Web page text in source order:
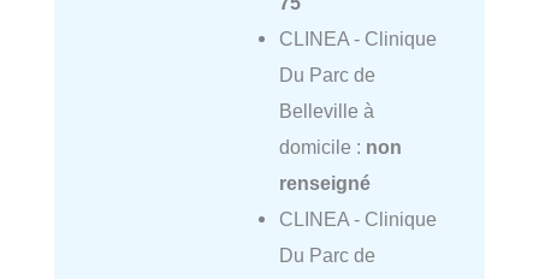
CLINEA - Clinique
Du Parc de
Belleville à
domicile : non
renseigné
CLINEA - Clinique
Du Parc de